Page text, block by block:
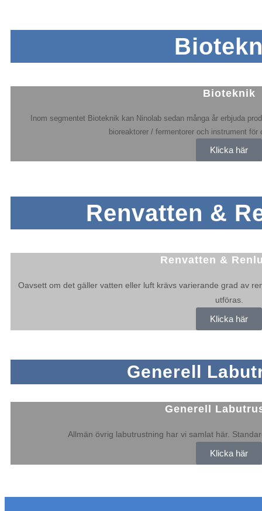
Bioteknik
Inom segmentet Bioteknik kan Ninolab sedan många år erbjuda
bioreaktorer / fermentorer och instrument
Klicka här
Renvatten &
Renvatten &
Oavsett om det gäller vatten eller luft krävs varierande grad av
utföras.
Klicka här
Generell
Generell
Allmän övrig labutrustning har vi samlat här.
Klicka här